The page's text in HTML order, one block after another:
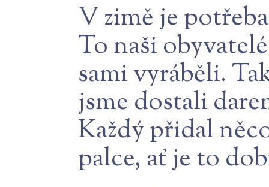
V zimě je
To naši
sami vyráběli.
jsme dostali
Každý přidal
palce, ať je to